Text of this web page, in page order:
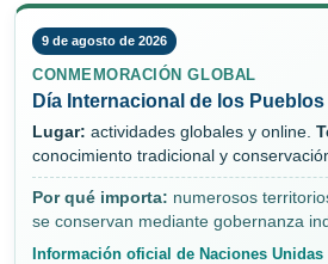
9 de agosto de 2026
CONMEMORACIÓN GLOBAL
Día Internacional de los
Lugar: actividades globales y online.
conocimiento tradicional y
Por qué importa: numerosos
se conservan mediante gobernanza
Información oficial de Naciones